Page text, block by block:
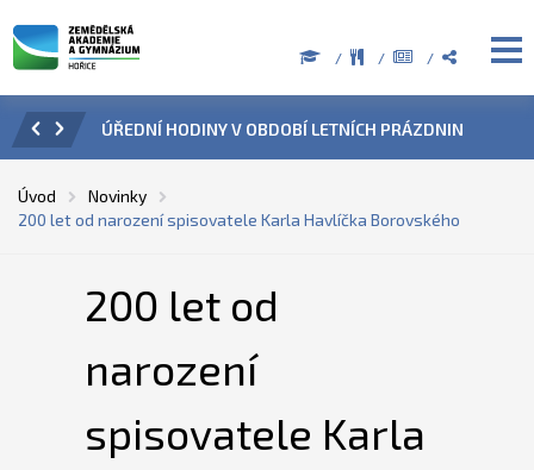
ÚŘEDNÍ HODINY V OBDOBÍ LETNÍCH PRÁZDNIN
Úvod
Novinky
200 let od narození spisovatele Karla Havlíčka Borovského
200 let od
narození
spisovatele Karla